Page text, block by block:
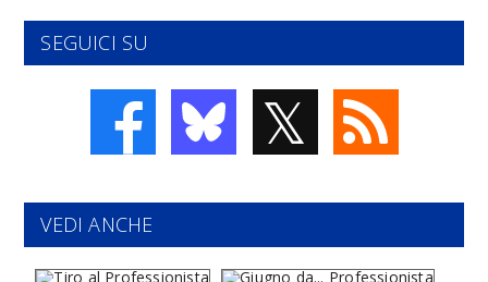
SEGUICI SU
𝕏
VEDI ANCHE